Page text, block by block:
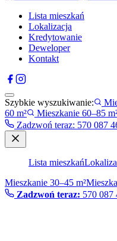
Lista mieszkań
Lokalizacja
Kredytowanie
Deweloper
Kontakt
Szybkie wyszukiwanie:
60 m²
Mieszkanie 60–85
Zadzwoń teraz: 570 087
Lista mieszkań
Mieszkanie 30–45 m²
Zadzwoń teraz: 570 087